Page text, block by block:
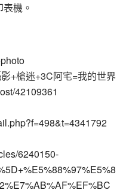
機。
+槍迷+3C阿宅=我的世界
42109361
6240150-